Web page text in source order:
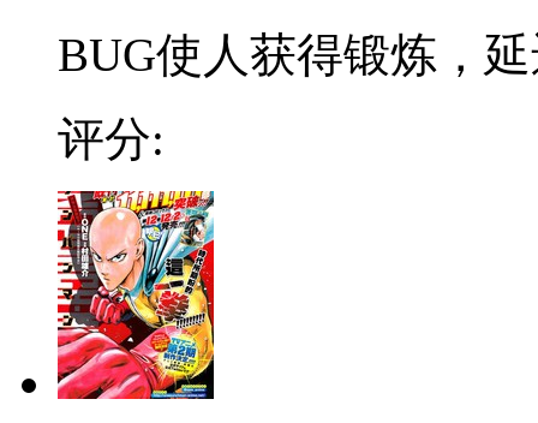
BUG使人获得锻炼，
评分: